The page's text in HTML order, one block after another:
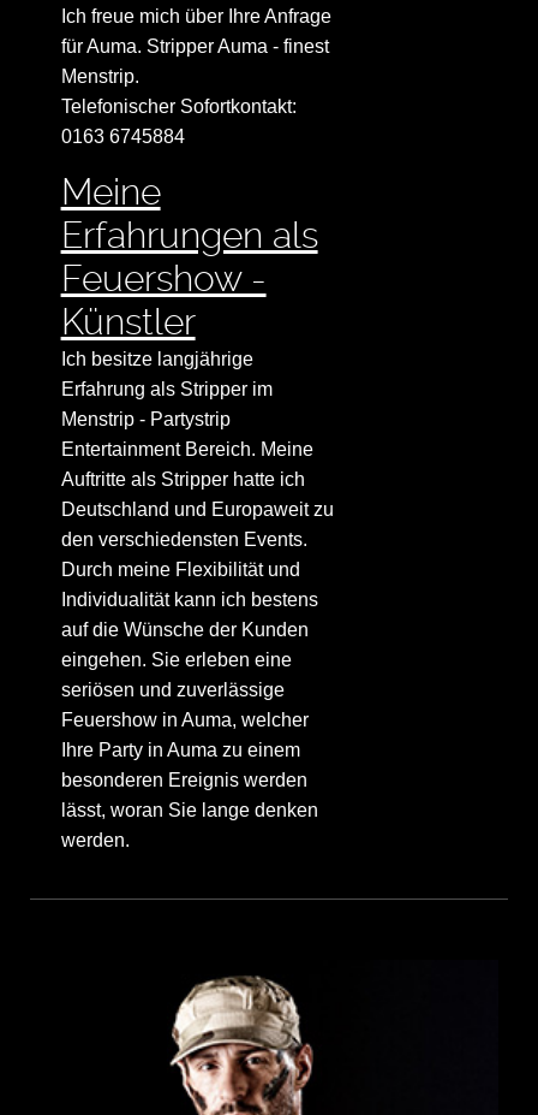
Ich freue mich über Ihre Anfrage
für Auma. Stripper Auma - finest
Menstrip.
Telefonischer Sofortkontakt:
0163 6745884
Meine
Erfahrungen als
Feuershow -
Künstler
Ich besitze langjährige
Erfahrung als Stripper im
Menstrip - Partystrip
Entertainment Bereich. Meine
Auftritte als Stripper hatte ich
Deutschland und Europaweit zu
den verschiedensten Events.
Durch meine Flexibilität und
Individualität kann ich bestens
auf die Wünsche der Kunden
eingehen. Sie erleben eine
seriösen und zuverlässige
Feuershow in Auma, welcher
Ihre Party in Auma zu einem
besonderen Ereignis werden
lässt, woran Sie lange denken
werden.